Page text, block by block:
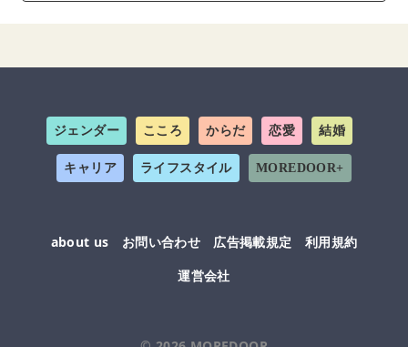
ジェンダー こころ からだ 恋愛 結婚
キャリア ライフスタイル MOREDOOR+
about us お問い合わせ 広告掲載規定
利用規約
運営会社